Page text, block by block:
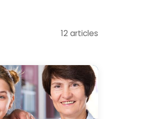
12 articles